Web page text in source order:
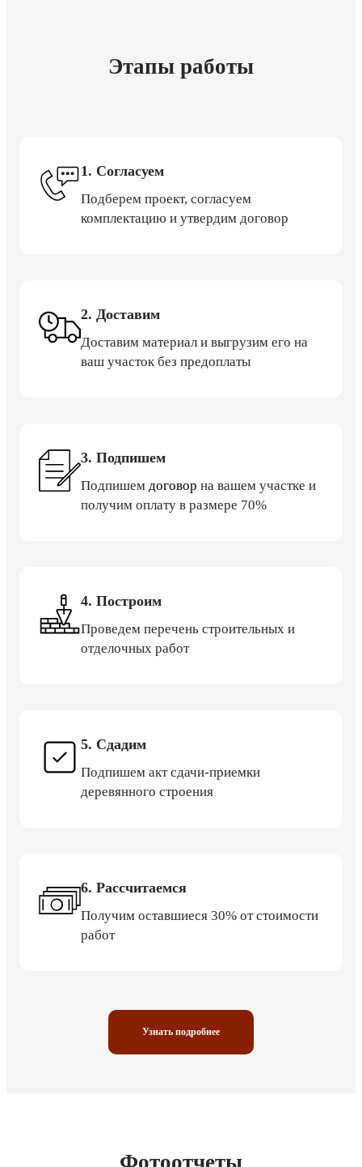
Этапы работы
1. Согласуем
Подберем проект, согласуем
комплектацию и утвердим договор
2. Доставим
Доставим материал и выгрузим его на
ваш участок без предоплаты
3. Подпишем
Подпишем договор на вашем участке и
получим оплату в размере 70%
4. Построим
Проведем перечень строительных и
отделочных работ
5. Сдадим
Подпишем акт сдачи-приемки
деревянного строения
6. Рассчитаемся
Получим оставшиеся 30% от стоимости
работ
Узнать подробнее
Фотоотчеты